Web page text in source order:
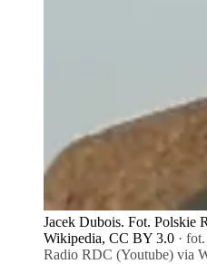
Jacek Dubois. Fot. Polskie
Wikipedia, CC BY 3.0 ·
Radio RDC (Youtube) via